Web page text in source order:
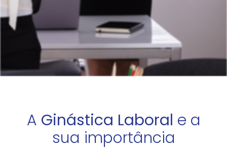
A Ginástica Laboral e a
sua importância